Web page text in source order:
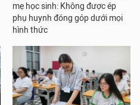
mẹ học sinh: Không được ép
phụ huynh đóng góp dưới mọi
hình thức